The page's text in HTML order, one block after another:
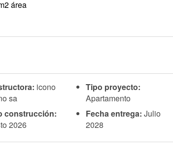
área
icono
sa
Tipo proyecto:
Apartamento
construcción:
2026
Fecha entrega: Julio
2028